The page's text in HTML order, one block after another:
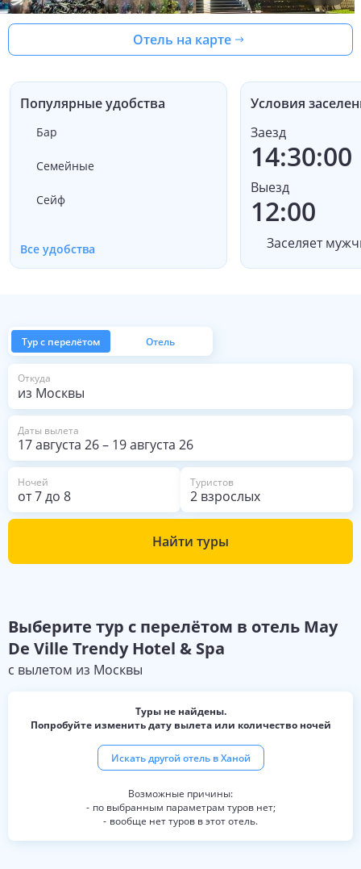
Отель на карте
Популярные удобства
Бар
Семейные
Сейф
Все удобства
Условия
Заезд
14:30:00
Выезд
12:00
Заселяет
Тур с перелётом Отель
Откуда
из Москвы
Даты вылета
17 августа 26– 19 августа 26
Ночей
от7до 8
Туристов
2 взрослых
Найти туры
Выберите тур с перелётом в отель May
De Ville Trendy Hotel & Spa
с вылетом из Москвы
Туры не найдены.
Попробуйте изменить дату вылета или количество ночей
Искать другой отель вХаной
по выбранным параметрам туров нет;
вообще нет туров в этот отель.